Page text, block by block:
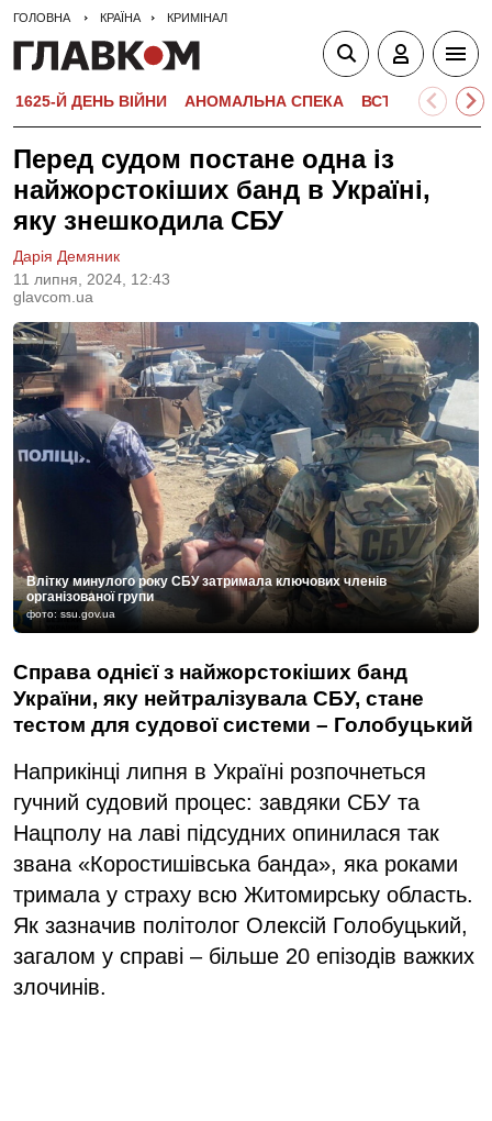
ГОЛОВНА КРАЇНА КРИМІНАЛ
1625-Й ДЕНЬ ВІЙНИ АНОМАЛЬНА СПЕКА ВСТУПНА
Перед судом постане одна із
найжорстокіших банд в Україні,
яку знешкодила СБУ
11 липня, 2024, 12:43
glavcom.ua
Дарія Демяник
Влітку минулого року СБУ затримала ключових членів
організованої групи
фото: ssu.gov.ua
Справа однієї з найжорстокіших банд
України, яку нейтралізувала СБУ, стане
тестом для судової системи – Голобуцький
Наприкінці липня в Україні розпочнеться
гучний судовий процес: завдяки СБУ та
Нацполу на лаві підсудних опинилася так
звана «Коростишівська банда», яка роками
тримала у страху всю Житомирську область.
Як зазначив політолог Олексій Голобуцький,
загалом у справі – більше 20 епізодів важких
злочинів.